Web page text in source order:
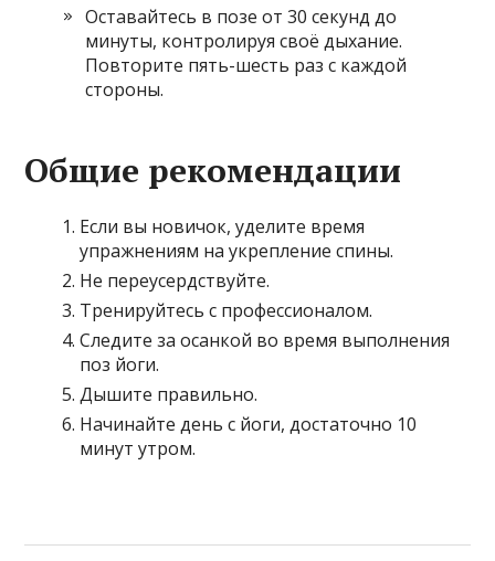
Оставайтесь в позе от 30 секунд до
минуты, контролируя своё дыхание.
Повторите пять-шесть раз с каждой
стороны.
Общие рекомендации
Если вы новичок, уделите время
упражнениям на укрепление спины.
Не переусердствуйте.
Тренируйтесь с профессионалом.
Следите за осанкой во время выполнения
поз йоги.
Дышите правильно.
Начинайте день с йоги, достаточно 10
минут утром.